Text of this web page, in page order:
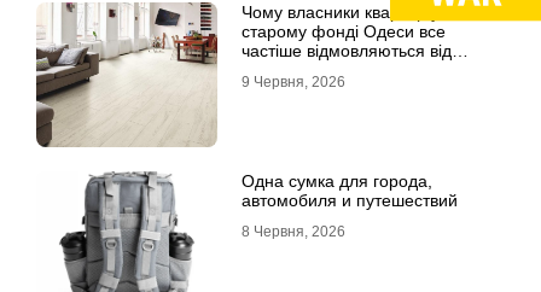
Чому власники квартир у
старому фонді Одеси все
частіше відмовляються від
9 Червня, 2026
Одна сумка для города,
автомобиля и путешествий
8 Червня, 2026